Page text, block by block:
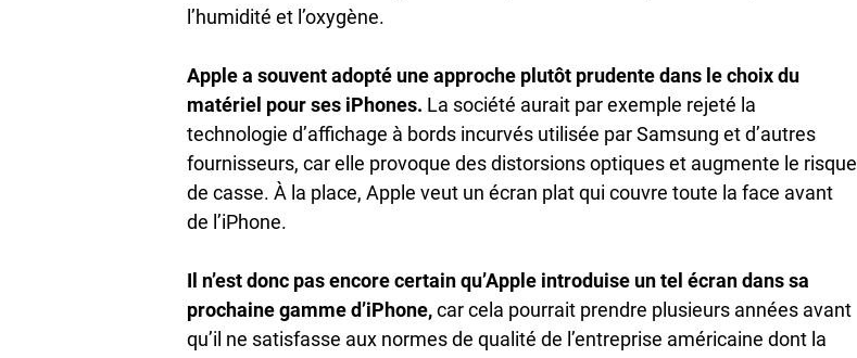
l’humidité et l’oxygène.
Apple a souvent adopté une approche plutôt prudente dans le choix du
matériel pour ses iPhones. La société aurait par exemple rejeté la
technologie d’affichage à bords incurvés utilisée par Samsung et d’autres
fournisseurs, car elle provoque des distorsions optiques et augmente le risque
de casse. À la place, Apple veut un écran plat qui couvre toute la face avant
de l’iPhone.
Il n’est donc pas encore certain qu’Apple introduise un tel écran dans sa
prochaine gamme d’iPhone,car cela pourrait prendre plusieurs années avant
qu’il ne satisfasse aux normes de qualité de l’entreprise américaine dont la